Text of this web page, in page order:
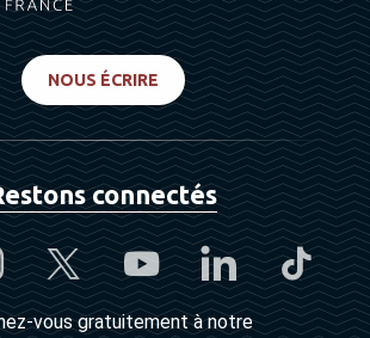
NOUS ÉCRIRE
connectés
vous gratuitement à notre